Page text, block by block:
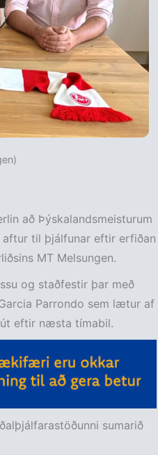
að Þýskalandsmeisturum
til þjálfunar eftir erfiðan
MT Melsungen.
og staðfestir þar með
Parrondo sem lætur af
út eftir næsta tímabil.
sumarið